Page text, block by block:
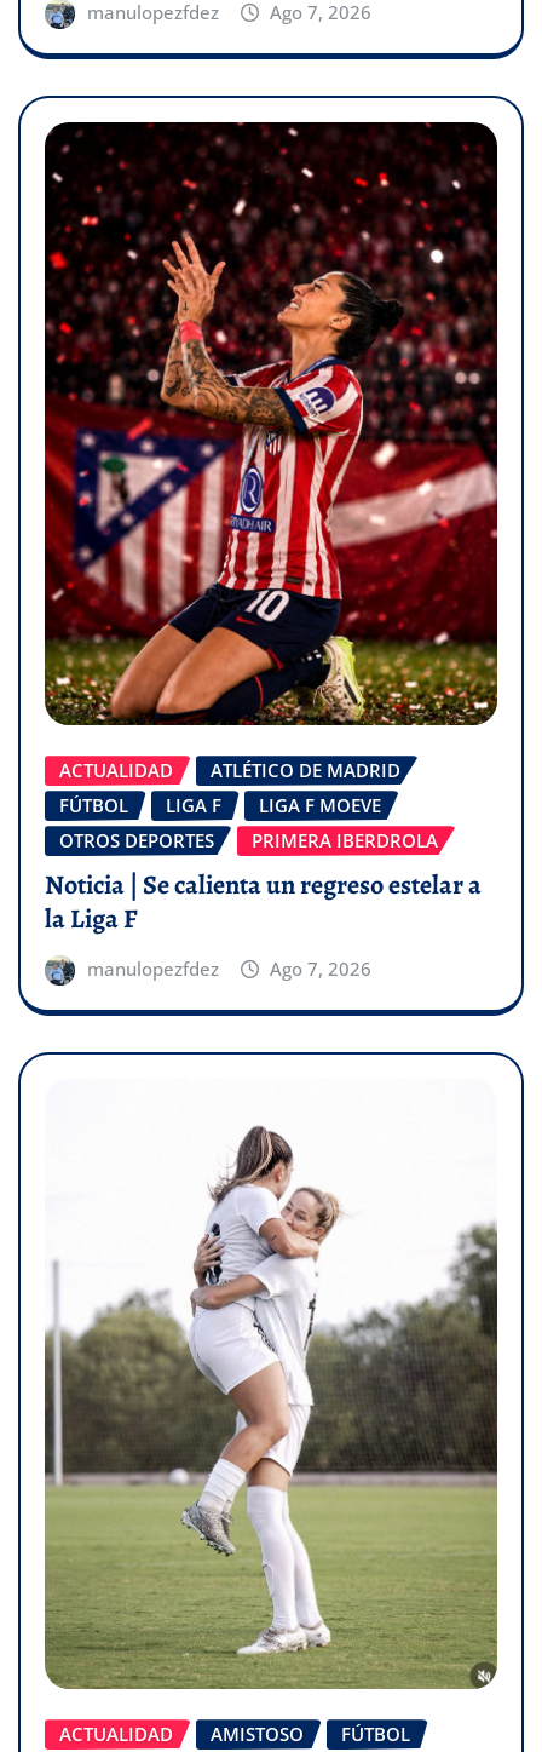
manulopezfdez Ago 7, 2026
ACTUALIDAD
ATLÉTICO DE MADRID
FÚTBOL
LIGA F
LIGA F MOEVE
OTROS DEPORTES
PRIMERA IBERDROLA
Noticia | Se calienta un regreso estelar a
la Liga F
manulopezfdez Ago 7, 2026
ACTUALIDAD AMISTOSO
FÚTBOL